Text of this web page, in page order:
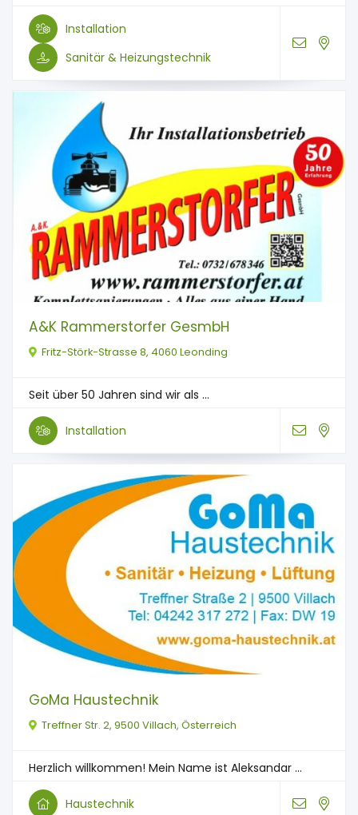
Installation
Sanitär & Heizungstechnik
A&K Rammerstorfer GesmbH
Fritz-Störk-Strasse 8, 4060 Leonding
Seit über 50 Jahren sind wir als ...
Installation
GoMa Haustechnik
Treffner Str. 2, 9500 Villach, Österreich
Herzlich willkommen! Mein Name ist Aleksandar ...
Haustechnik